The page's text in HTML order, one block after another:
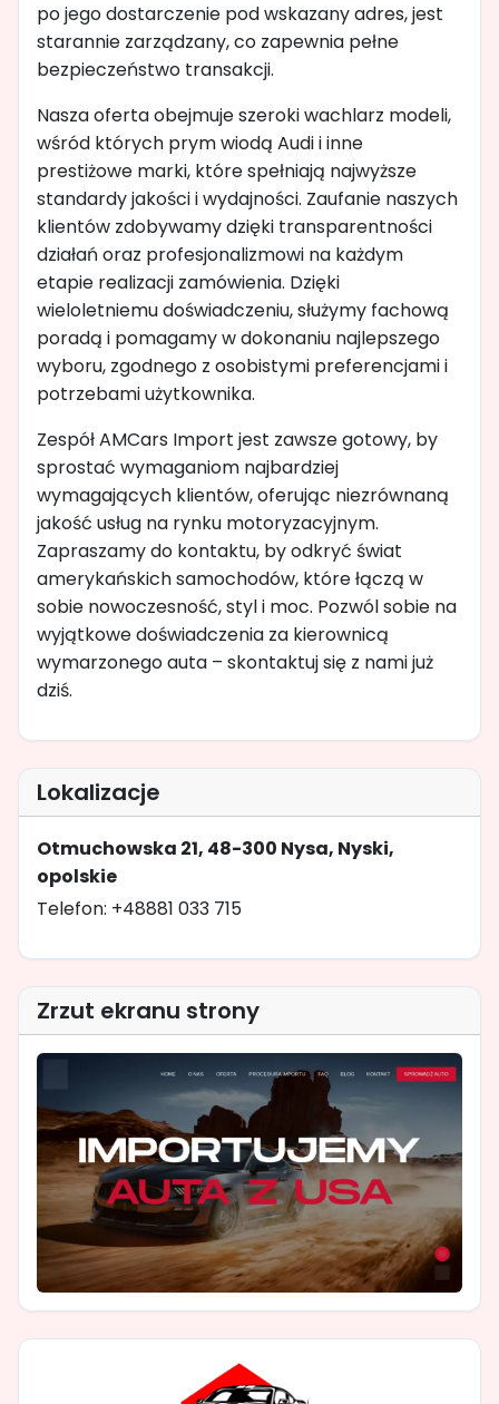
po jego dostarczenie pod wskazany adres, jest
starannie zarządzany, co zapewnia pełne
bezpieczeństwo transakcji.
Nasza oferta obejmuje szeroki wachlarz modeli,
wśród których prym wiodą Audi i inne
prestiżowe marki, które spełniają najwyższe
standardy jakości i wydajności. Zaufanie naszych
klientów zdobywamy dzięki transparentności
działań oraz profesjonalizmowi na każdym
etapie realizacji zamówienia. Dzięki
wieloletniemu doświadczeniu, służymy fachową
poradą i pomagamy w dokonaniu najlepszego
wyboru, zgodnego z osobistymi preferencjami i
potrzebami użytkownika.
Zespół AMCars Import jest zawsze gotowy, by
sprostać wymaganiom najbardziej
wymagających klientów, oferując niezrównaną
jakość usług na rynku motoryzacyjnym.
Zapraszamy do kontaktu, by odkryć świat
amerykańskich samochodów, które łączą w
sobie nowoczesność, styl i moc. Pozwól sobie na
wyjątkowe doświadczenia za kierownicą
wymarzonego auta – skontaktuj się z nami już
dziś.
Lokalizacje
Otmuchowska 21, 48-300 Nysa, Nyski,
opolskie
Telefon: +48881 033 715
Zrzut ekranu strony